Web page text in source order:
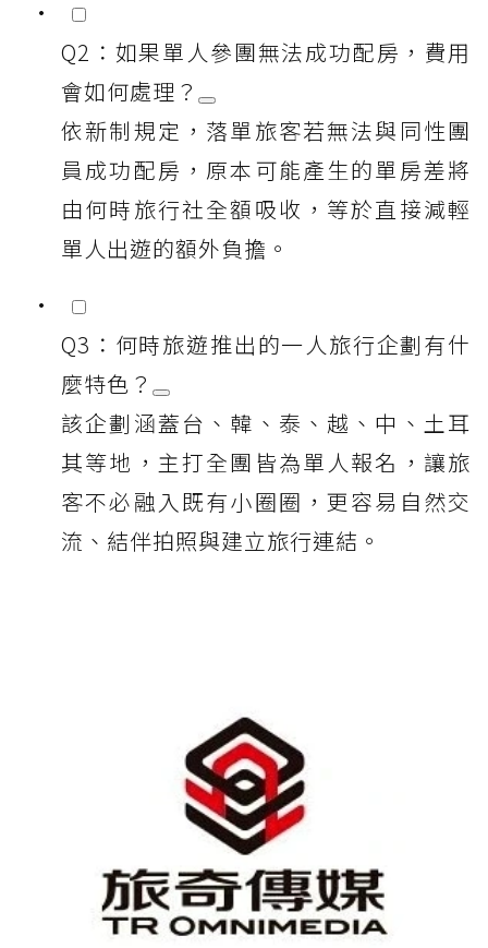
Q2：如果單人參團無法成功配房，費用
會如何處理？
依新制規定，落單旅客若無法與同性團
員成功配房，原本可能產生的單房差將
由何時旅行社全額吸收，等於直接減輕
單人出遊的額外負擔。
Q3：何時旅遊推出的一人旅行企劃有什
麼特色？
該企劃涵蓋台、韓、泰、越、中、土耳
其等地，主打全團皆為單人報名，讓旅
客不必融入既有小圈圈，更容易自然交
流、結伴拍照與建立旅行連結。